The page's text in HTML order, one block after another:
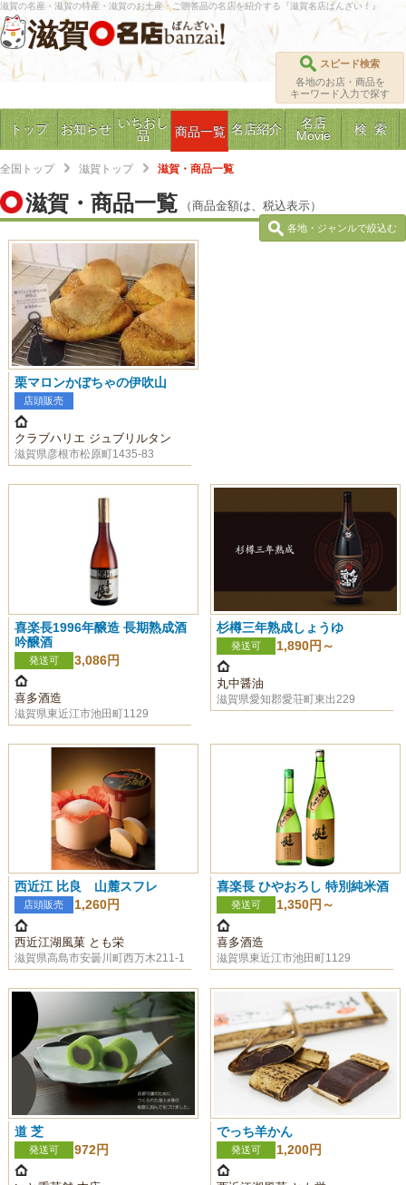
滋賀の名産・滋賀の特産・滋賀のお土産・ご贈答品の名店を紹介する『滋賀名店ばんざい！』
滋賀
スピード検索
各地のお店・商品を
キーワード入力で探す
トップ お知らせ いちおし
品
商品一覧 名店紹介
名店
Movie
検 索
全国トップ 滋賀トップ 滋賀・商品一覧
滋賀・商品一覧 （商品金額は、税込表示）
各地・ジャンルで絞込む
栗マロンかぼちゃの伊吹山
店頭販売
クラブハリエ ジュブリルタン
滋賀県彦根市松原町1435-83
喜楽長1996年醸造 長期熟成酒
吟醸酒
発送可 3,086円
喜多酒造
滋賀県東近江市池田町1129
杉樽三年熟成しょうゆ
発送可 1,890円～
丸中醤油
滋賀県愛知郡愛荘町東出229
西近江 比良 山麓スフレ
店頭販売 1,260円
西近江湖風菓 とも栄
滋賀県高島市安曇川町西万木211-1
喜楽長 ひやおろし 特別純米酒
発送可 1,350円～
喜多酒造
滋賀県東近江市池田町1129
道 芝
発送可 972円
でっち羊かん
発送可 1,200円